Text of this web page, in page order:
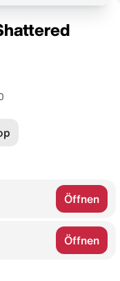
Öffnen
Öffnen